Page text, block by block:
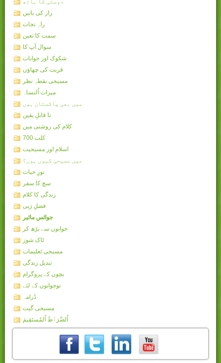
دوستی کا ہاتھ
راز کی باتیں
راہِ نجات
سمت کا تعین
سوال آپ کا
شکوک اور جوابات
قربت کی چھاؤں
مسیحی نقطہِ نظر
میرات اُلنساہ
میں بھی پاکستان ہوں
نا قابلِ یقین
کلام کی روشنی میں
کلب 700
اسلام اور مسیحیت
میں مسیحی کیوں ہوں؟
نورِ حیات
سچ کا سفر
زندگی کا کلام
فضلِ رَبی
جوائس مائیر
خوابوں سے بڑھ کر
ٹاک شوز
مسیحی تَعلیمات
تبدیل زندگی
بچوں کے پروگرام
نوجوانوں کے لئے
ڈرامہ
مسیحی گیت
اُلصِّرَٲطَ اُلمُستَقِيمَ